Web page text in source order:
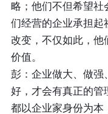
略；他们不但希望
们经营的企业承担起
改变，不仅如此，他
价值。
彭：企业做大、做强
好，才会有真正的管
都以企业家身份为本